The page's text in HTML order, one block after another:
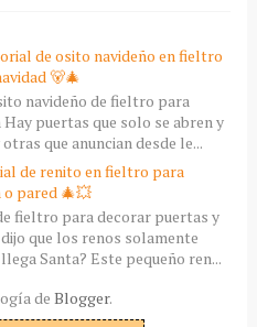
de osito navideño en fieltro
🐻🎄
navideño de fieltro para
puertas que solo se abren y
que anuncian desde le...
de renito en fieltro para
pared 🎄💥
fieltro para decorar puertas y
que los renos solamente
Santa? Este pequeño ren...
de Blogger.